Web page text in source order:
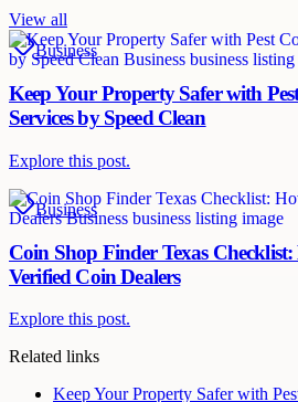
View all
Business
Keep Your Property Safer with
Services by Speed Clean
Explore this post.
Business
Coin Shop Finder Texas
Verified Coin Dealers
Explore this post.
Related links
Keep Your Property Safer with